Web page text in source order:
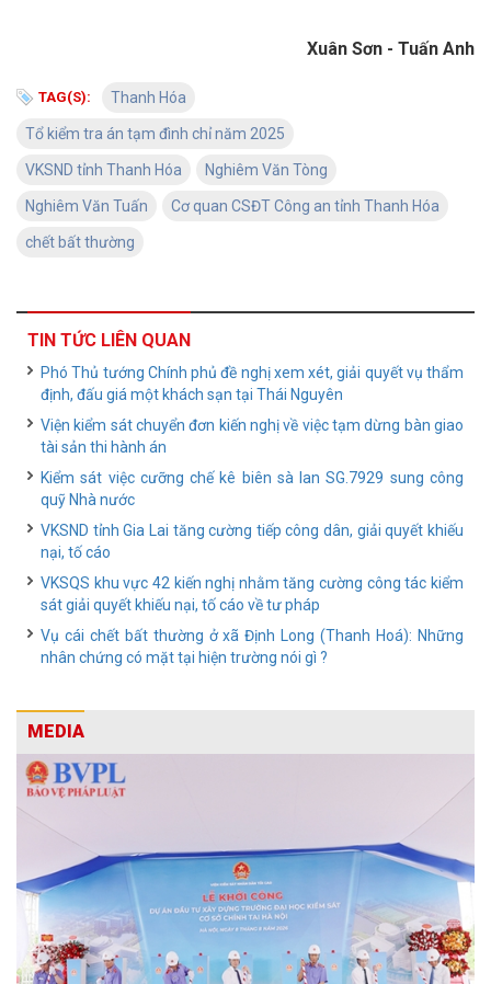
Xuân Sơn - Tuấn Anh
TAG(S): Thanh Hóa
Tổ kiểm tra án tạm đình chỉ năm 2025
VKSND tỉnh Thanh Hóa Nghiêm Văn Tòng
Nghiêm Văn Tuấn Cơ quan CSĐT Công an tỉnh Thanh Hóa
chết bất thường
TIN TỨC LIÊN QUAN
Phó Thủ tướng Chính phủ đề nghị xem xét, giải quyết vụ thẩm
định, đấu giá một khách sạn tại Thái Nguyên
Viện kiểm sát chuyển đơn kiến nghị về việc tạm dừng bàn giao
tài sản thi hành án
Kiểm sát việc cưỡng chế kê biên sà lan SG.7929 sung công
quỹ Nhà nước
VKSND tỉnh Gia Lai tăng cường tiếp công dân, giải quyết khiếu
nại, tố cáo
VKSQS khu vực 42 kiến nghị nhằm tăng cường công tác kiểm
sát giải quyết khiếu nại, tố cáo về tư pháp
Vụ cái chết bất thường ở xã Định Long (Thanh Hoá): Những
nhân chứng có mặt tại hiện trường nói gì ?
MEDIA